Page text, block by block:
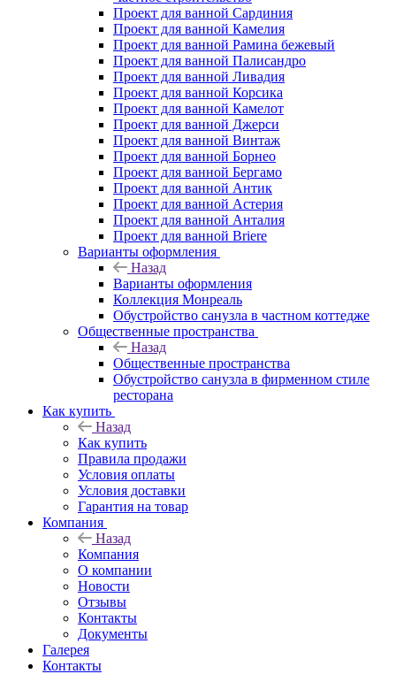
Проект для ванной Сардиния
Проект для ванной Камелия
Проект для ванной Рамина бежевый
Проект для ванной Палисандро
Проект для ванной Ливадия
Проект для ванной Корсика
Проект для ванной Камелот
Проект для ванной Джерси
Проект для ванной Винтаж
Проект для ванной Борнео
Проект для ванной Бергамо
Проект для ванной Антик
Проект для ванной Астерия
Проект для ванной Анталия
Проект для ванной Briere
Варианты оформления
Назад
Варианты оформления
Коллекция Монреаль
Обустройство санузла в частном коттедже
Общественные пространства
Назад
Общественные пространства
Обустройство санузла в фирменном стиле
ресторана
Как купить
Назад
Как купить
Правила продажи
Условия оплаты
Условия доставки
Гарантия на товар
Компания
Назад
Компания
О компании
Новости
Отзывы
Контакты
Документы
Галерея
Контакты